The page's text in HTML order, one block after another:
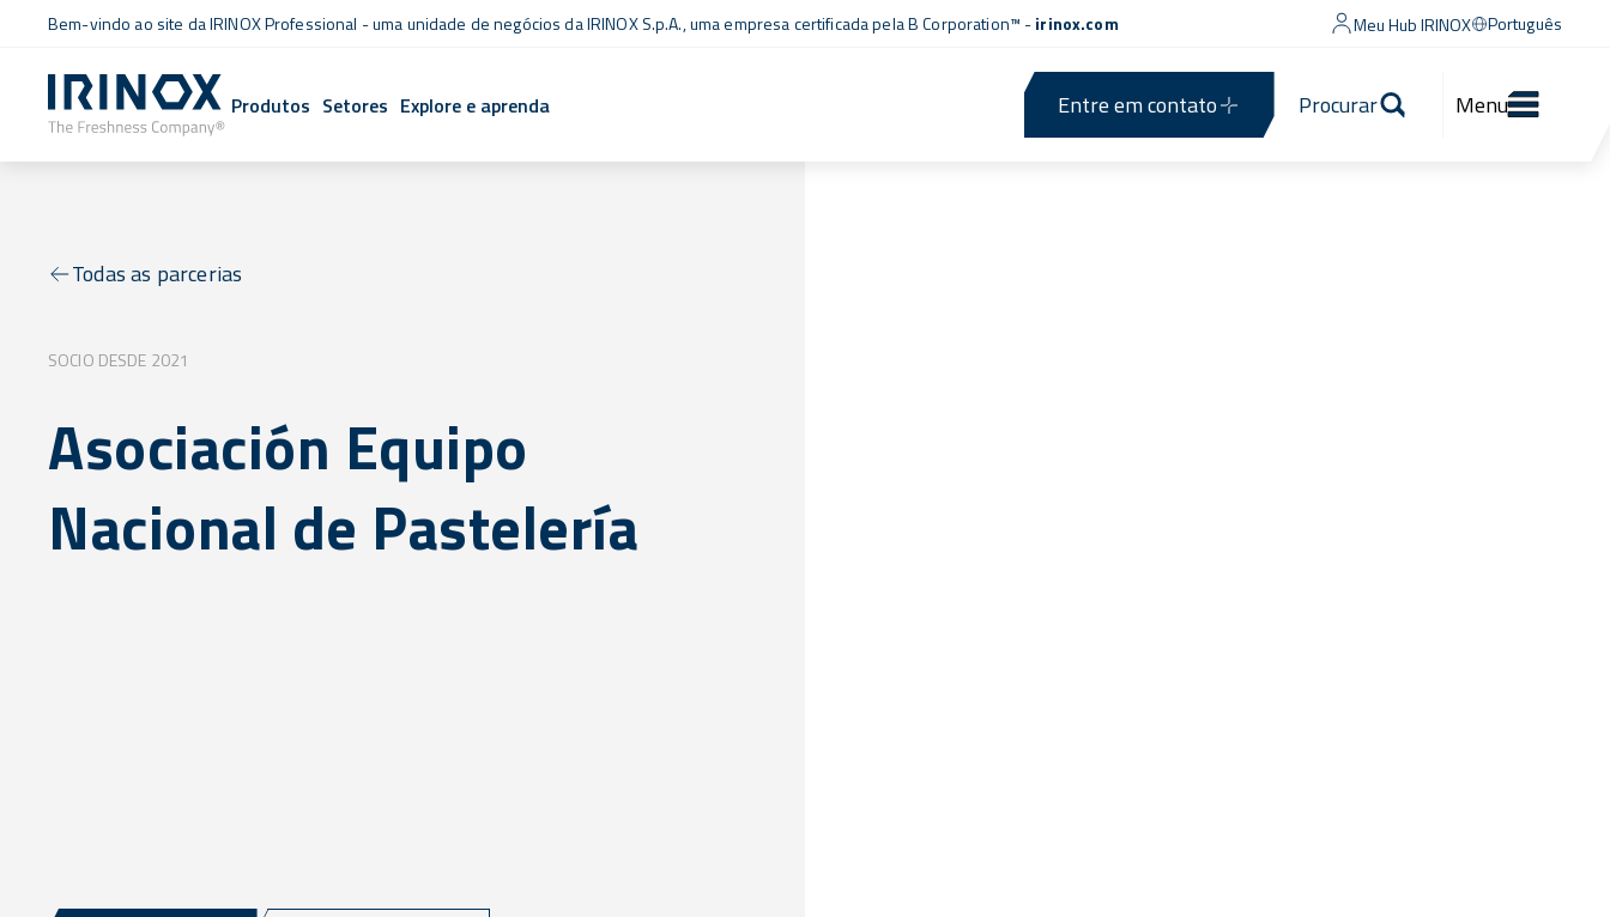
Bem-vindo ao site da IRINOX Professional - uma unidade de negócios da IRINOX S.p.A., uma empresacertificada pela B Corporation™ -irinox.com Meu Hub IRINOX Português
Produtos Setores Explore e aprenda Entre em contato Procurar Menu
Todas as parcerias
SOCIO DESDE 2021
Asociación Equipo
Nacional de Pastelería